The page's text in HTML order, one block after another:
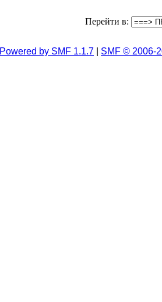
Перейти в:
Powered by SMF 1.1.7 SMF © 2006-